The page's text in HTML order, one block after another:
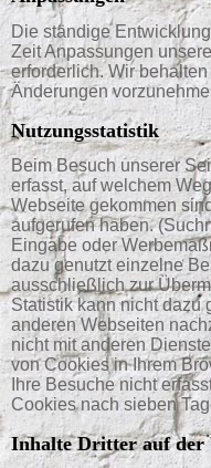
Die ständige
Zeit Anpassungen
erforderlich. Wir
Änderungen
Nutzungsstatistik
Beim Besuch unserer
erfasst, auf welchem
Webseite gekommen
aufgerufen haben.
Eingabe oder
dazu genutzt einzelne
ausschließlich zur
Statistik kann nicht dazu
anderen Webseiten
nicht mit anderen
von Cookies in Ihrem
Ihre Besuche nicht
Cookies nach sieben
Inhalte Dritter auf der